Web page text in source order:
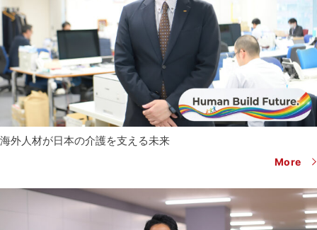
海外人材が日本の介護を支える未来
More